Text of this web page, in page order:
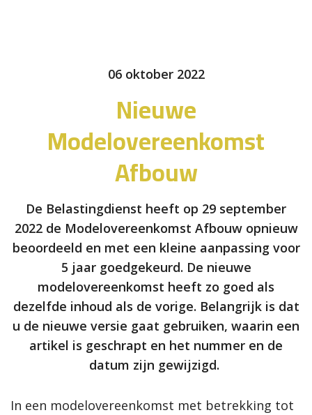
06 oktober 2022
Nieuwe
Modelovereenkomst
Afbouw
De Belastingdienst heeft op 29 september
2022 de Modelovereenkomst Afbouw opnieuw
beoordeeld en met een kleine aanpassing voor
5 jaar goedgekeurd. De nieuwe
modelovereenkomst heeft zo goed als
dezelfde inhoud als de vorige. Belangrijk is dat
u de nieuwe versie gaat gebruiken, waarin een
artikel is geschrapt en het nummer en de
datum zijn gewijzigd.
In een modelovereenkomst met betrekking tot